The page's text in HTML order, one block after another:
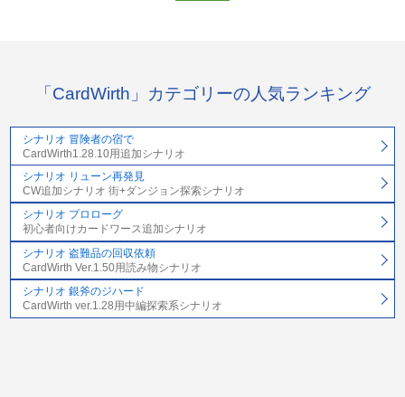
「CardWirth」カテゴリーの人気ランキング
シナリオ 冒険者の宿で
CardWirth1.28.10用追加シナリオ
シナリオ リューン再発見
CW追加シナリオ 街+ダンジョン探索シナリオ
シナリオ プロローグ
初心者向けカードワース追加シナリオ
シナリオ 盗難品の回収依頼
CardWirth Ver.1.50用読み物シナリオ
シナリオ 銀斧のジハード
CardWirth ver.1.28用中編探索系シナリオ